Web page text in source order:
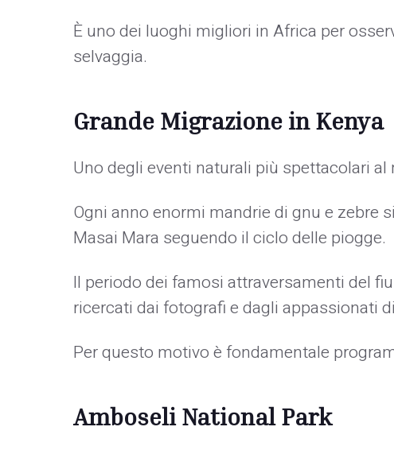
È uno dei luoghi migliori in Africa per
selvaggia.
Grande Migrazione in Kenya
Uno degli eventi naturali più spettacolari
Ogni anno enormi mandrie di gnu e zebre
Masai Mara seguendo il ciclo delle piogge.
Il periodo dei famosi attraversamenti del
ricercati dai fotografi e dagli appassionati
Per questo motivo è fondamentale
Amboseli National Park